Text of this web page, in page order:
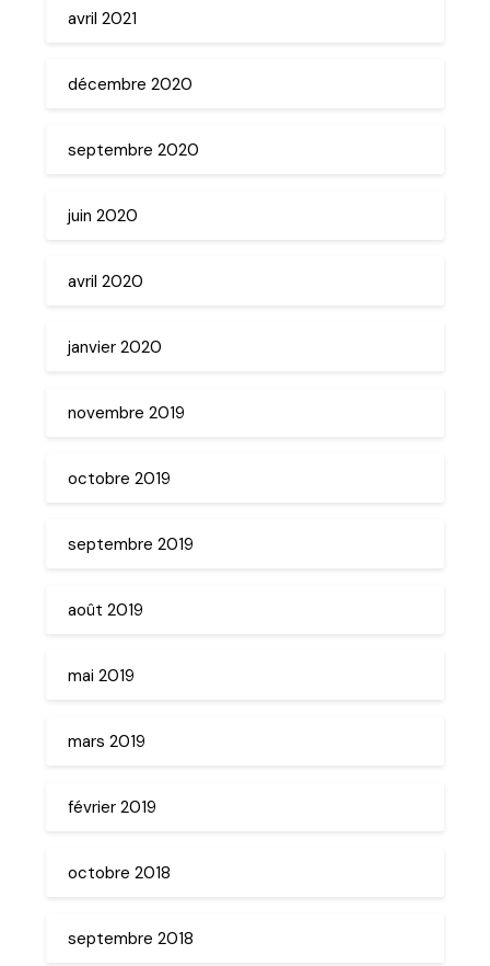
avril 2021
décembre 2020
septembre 2020
juin 2020
avril 2020
janvier 2020
novembre 2019
octobre 2019
septembre 2019
août 2019
mai 2019
mars 2019
février 2019
octobre 2018
septembre 2018